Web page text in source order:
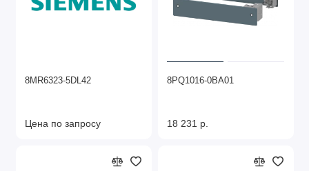
8MR6323-5DL42
Цена по запросу
8PQ1016-0BA01
18 231 р.